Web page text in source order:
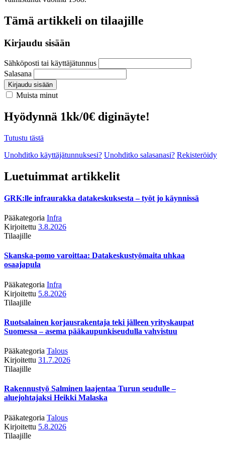
Tämä artikkeli on tilaajille
Kirjaudu sisään
Sähköposti tai käyttäjätunnus
Salasana
Kirjaudu sisään
Muista minut
Hyödynnä 1kk/0€ diginäyte!
Tutustu tästä
Unohditko käyttäjätunnuksesi? Unohditko salasanasi? Rekisteröidy
Luetuimmat artikkelit
GRK:lle infraurakka datakeskuksesta – työt jo käynnissä
Pääkategoria Infra
Kirjoitettu 3.8.2026
Tilaajille
Skanska-pomo varoittaa: Datakeskustyömaita uhkaa
osaajapula
Pääkategoria Infra
Kirjoitettu 5.8.2026
Tilaajille
Ruotsalainen korjausrakentaja teki jälleen yrityskaupat
Suomessa – asema pääkaupunkiseudulla vahvistuu
Pääkategoria Talous
Kirjoitettu 31.7.2026
Tilaajille
Rakennustyö Salminen laajentaa Turun seudulle –
aluejohtajaksi Heikki Malaska
Pääkategoria Talous
Kirjoitettu 5.8.2026
Tilaajille